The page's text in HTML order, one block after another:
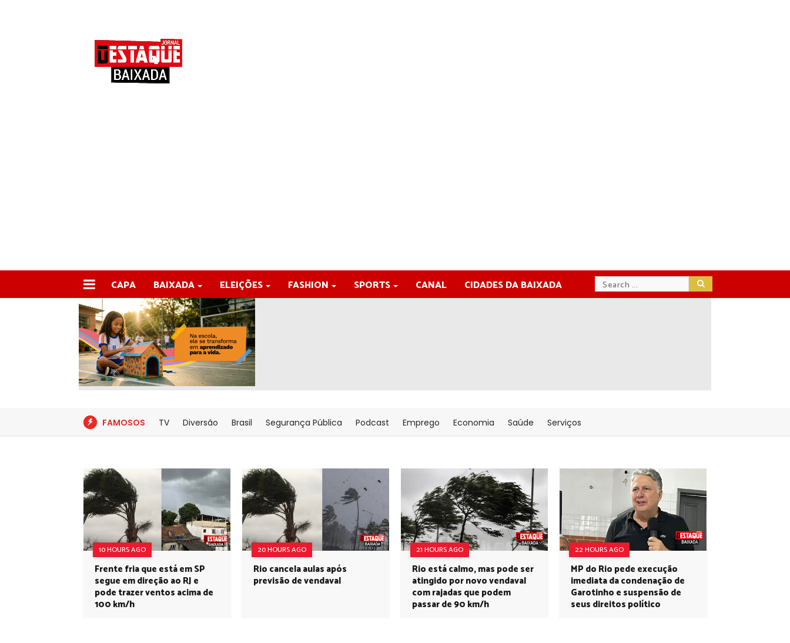
CAPA BAIXADA ELEIÇÕES FASHION SPORTS CANAL CIDADES DA BAIXADA
FAMOSOS TV Diversão Brasil Segurança Pública Podcast Emprego Economia Saúde Serviços
10 HOURS AGO
Frente fria que está em SP
segue em direção ao RJ e
pode trazer ventos acima de
100 km/h
20 HOURS AGO
Rio cancela aulas após
previsão de vendaval
21 HOURS AGO
Rio está calmo, mas pode ser
atingido por novo vendaval
com rajadas que podem
passar de 90 km/h
22 HOURS AGO
MP do Rio pede execução
imediata da condenação de
Garotinho e suspensão de
seus direitos político